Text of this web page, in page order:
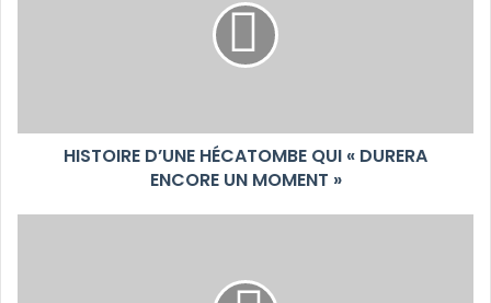
HISTOIRE D’UNE HÉCATOMBE QUI « DURERA
ENCORE UN MOMENT »